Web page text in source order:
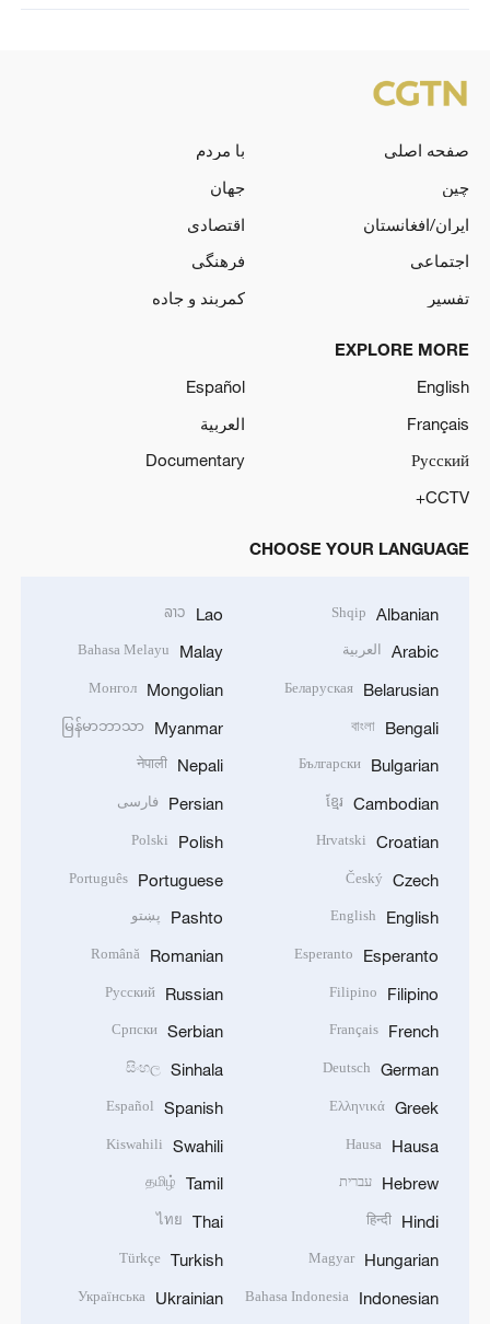
صفحه اصلی
با مردم
چین
جهان
ایران/افغانستان
اقتصادی
اجتماعی
فرهنگی
تفسیر
کمربند و جاده
EXPLORE MORE
English
Español
Français
العربية
Русский
Documentary
CCTV+
CHOOSE YOUR LANGUAGE
Albanian
Shqip
Arabic العربية
Belarusian
Беларуская
Bengali
বাংলা
Bulgarian
Български
Cambodian
ខ្មែរ
Croatian
Hrvatski
Czech
Český
English
English
Esperanto
Esperanto
Filipino
Filipino
French
Français
German
Deutsch
Greek
Ελληνικά
Hausa
Hausa
Hebrew עברית
Hindi
हिन्दी
Hungarian
Magyar
Indonesian
Bahasa Indonesia
Lao
ລາວ
Malay
Bahasa Melayu
Mongolian
Монгол
Myanmar
မြန်မာဘာသာ
Nepali
नेपाली
Persian فارسی
Polish
Polski
Portuguese
Português
Pashto پښتو
Romanian
Română
Russian
Русский
Serbian
Српски
Sinhala
සිංහල
Spanish
Español
Swahili
Kiswahili
Tamil
தமிழ்
Thai
ไทย
Turkish
Türkçe
Ukrainian
Українська